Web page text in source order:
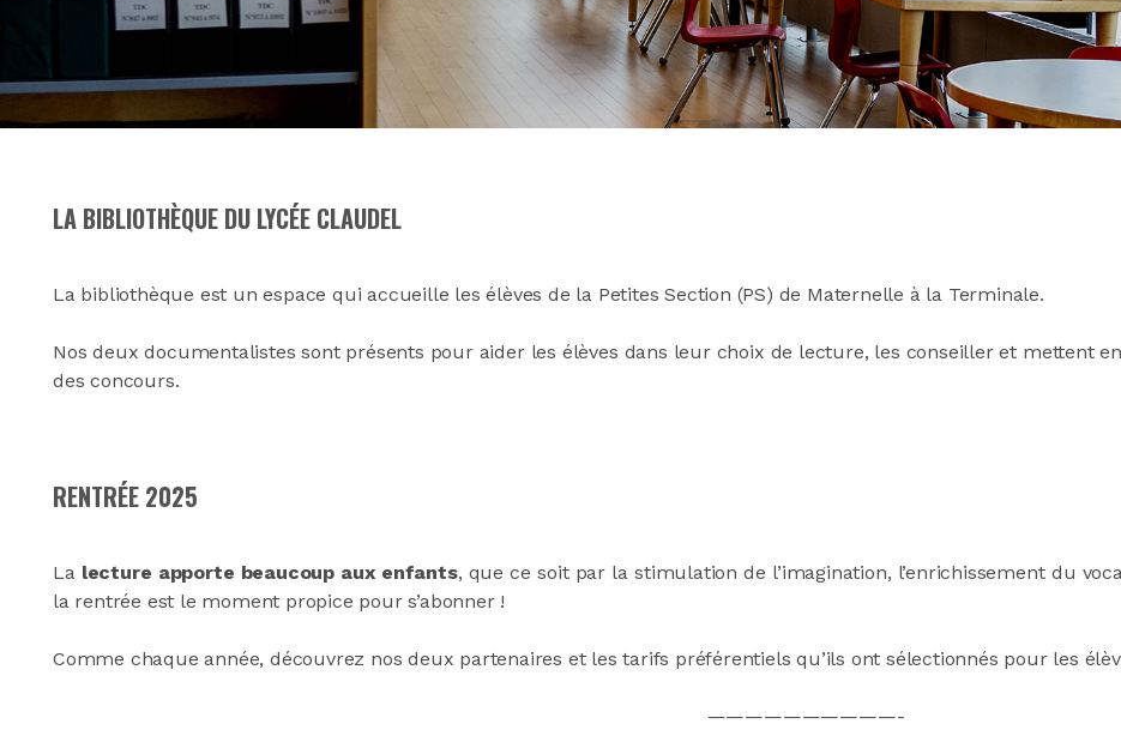
LA BIBLIOTHÈQUE DU LYCÉE CLAUDEL
La bibliothèque est un espace qui accueille les élèves de la Petites Section (PS) de Maternelle à la Terminale.
Nos deux documentalistes sont présents pour aider les élèves dans leur choix de lecture, les conseiller et mettent
des concours.
RENTRÉE 2025
La lecture apporte beaucoup aux enfants, que ce soit par la stimulation de l’imagination, l’enrichissement du
la rentrée est le moment propice pour s’abonner !
Comme chaque année, découvrez nos deux partenaires et les tarifs préférentiels qu’ils ont sélectionnés pour les
——————————-